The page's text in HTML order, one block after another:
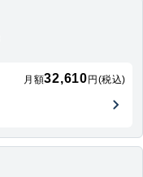
月額32,610 円(税込)